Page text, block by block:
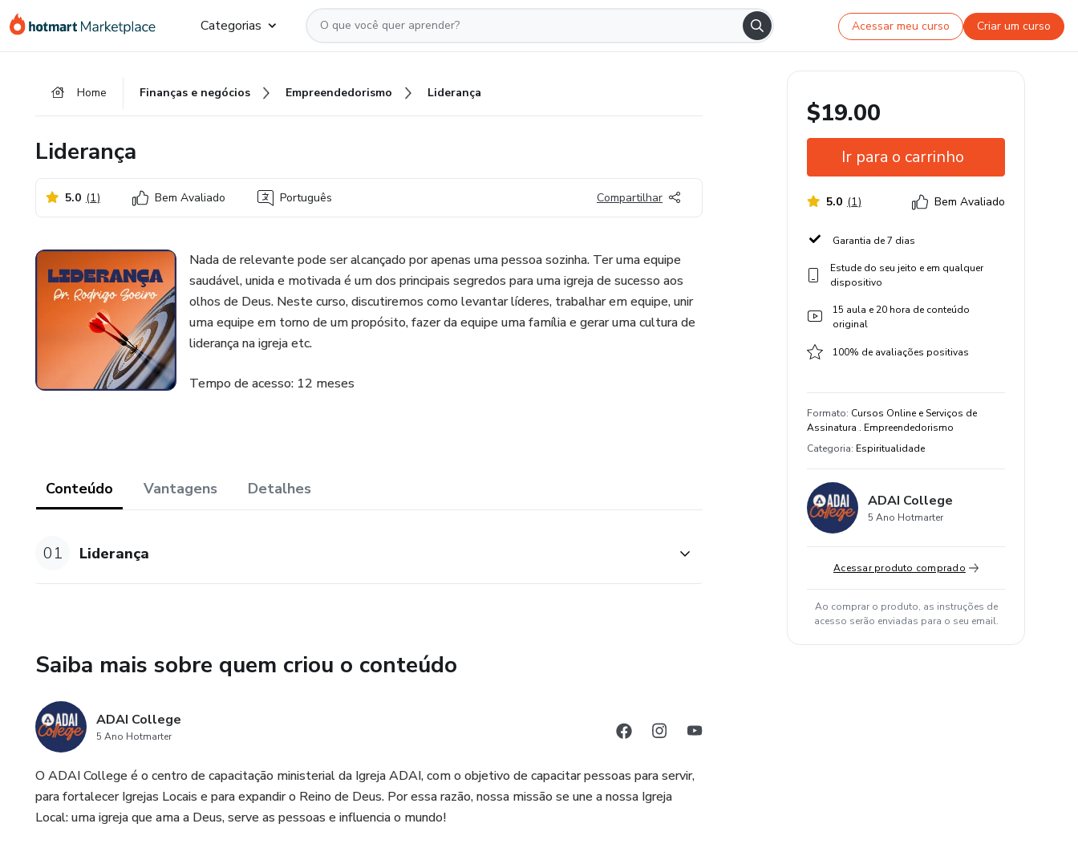
para
para
para
Categorias Acessar meu curso Criar um curso
Home Finanças e negócios Empreendedorismo Liderança
Liderança
5.0 (1) Bem Avaliado Português Compartilhar
Nada de relevante pode ser alcançado por apenas uma pessoa sozinha. Ter uma equipe
saudável, unida e motivada é um dos principais segredos para uma igreja de sucesso aos
olhos de Deus. Neste curso, discutiremos como levantar líderes, trabalhar em equipe, unir
uma equipe em torno de um propósito, fazer da equipe uma família e gerar uma cultura de
liderança na igreja etc.
Tempo de acesso: 12 meses
Conteúdo Vantagens Detalhes
01 Liderança
Saiba mais sobre quem criou o conteúdo
ADAI College
5 Ano Hotmarter
O ADAI College é o centro de capacitação ministerial da Igreja ADAI, com o objetivo de capacitar pessoas para servir,
para fortalecer Igrejas Locais e para expandir o Reino de Deus. Por essa razão, nossa missão se une a nossa Igreja
Local: uma igreja que ama a Deus, serve as pessoas e influencia o mundo!
$19.00
Ir para o carrinho
5.0 (1) Bem Avaliado
Garantia de 7 dias
Estude do seu jeito e em qualquer
dispositivo
15 aula e 20 hora de conteúdo
original
100% de avaliações positivas
Formato: Cursos Online e Serviços de
Assinatura . Empreendedorismo
Categoria: Espiritualidade
ADAI College
5 Ano Hotmarter
Acessar produto comprado
Ao comprar o produto, as instruções de
acesso serão enviadas para o seu email.